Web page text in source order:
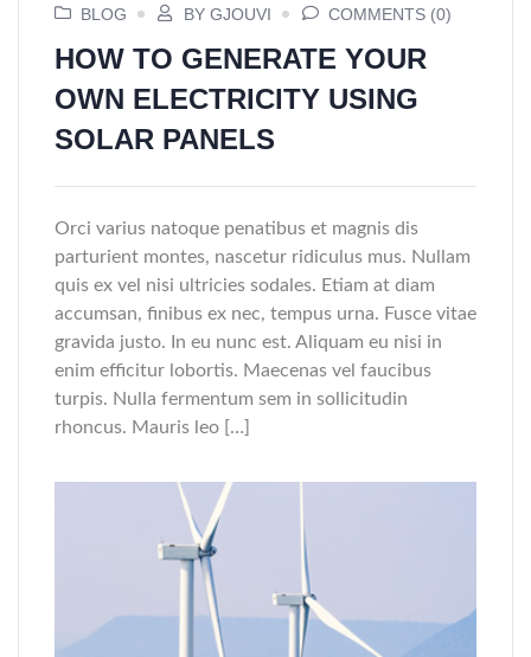
BLOG BY GJOUVI COMMENTS (0)
HOW TO GENERATE YOUR
OWN ELECTRICITY USING
SOLAR PANELS
Orci varius natoque penatibus et magnis dis
parturient montes, nascetur ridiculus mus. Nullam
quis ex vel nisi ultricies sodales. Etiam at diam
accumsan, finibus ex nec, tempus urna. Fusce vitae
gravida justo. In eu nunc est. Aliquam eu nisi in
enim efficitur lobortis. Maecenas vel faucibus
turpis. Nulla fermentum sem in sollicitudin
rhoncus. Mauris leo […]